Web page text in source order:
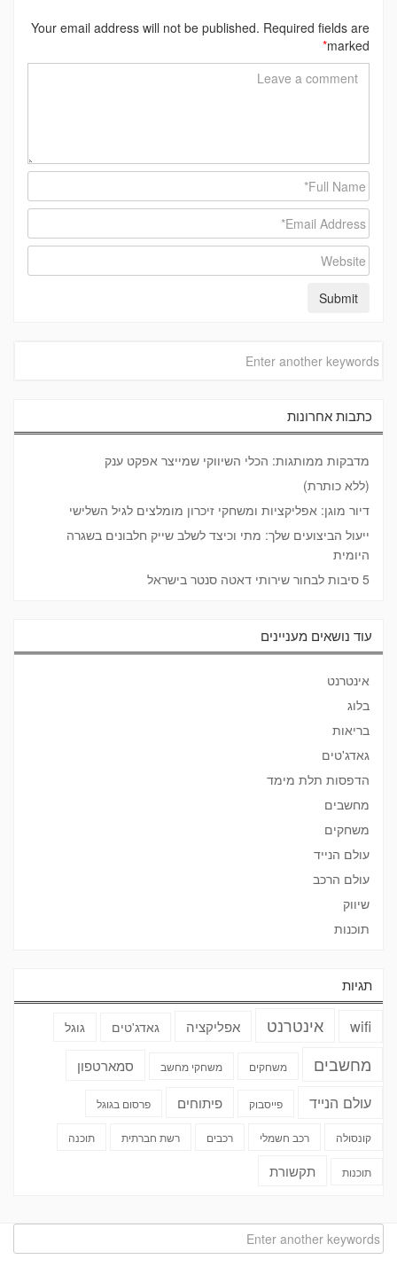
Your email address will not be published. Required fields are
marked
*
כתבות אחרונות
מדבקות ממותגות: הכלי השיווקי שמייצר אפקט ענק
(ללא כותרת)
דיור מוגן: אפליקציות ומשחקי זיכרון מומלצים לגיל השלישי
ייעול הביצועים שלך: מתי וכיצד לשלב שייק חלבונים בשגרה
היומית
5 סיבות לבחור שירותי דאטה סנטר בישראל
עוד נושאים מעניינים
אינטרנט
בלוג
בריאות
גאדג'טים
הדפסות תלת מימד
מחשבים
משחקים
עולם הנייד
עולם הרכב
שיווק
תוכנות
תגיות
wifi אינטרנט אפליקציה גאדג'טים גוגל
מחשבים משחקים משחקי מחשב סמארטפון
עולם הנייד פייסבוק פיתוחים פרסום בגוגל
קונסולה רכב חשמלי רכבים רשת חברתית תוכנה
תוכנות תקשורת